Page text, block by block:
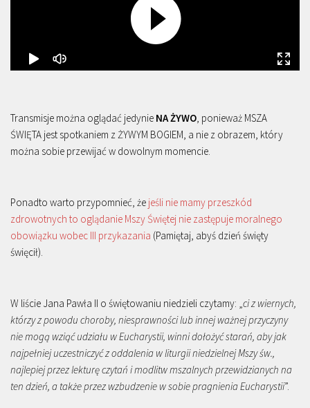
Transmisje można oglądać jedynie NA ŻYWO, ponieważ MSZA
ŚWIĘTA jest spotkaniem z ŻYWYM BOGIEM, a nie z obrazem, który
można sobie przewijać w dowolnym momencie.
Ponadto warto przypomnieć, że jeśli nie mamy przeszkód
zdrowotnych to oglądanie Mszy Świętej nie zastępuje moralnego
obowiązku wobec III przykazania (Pamiętaj, abyś dzień święty
święcił).
W liście Jana Pawła II o świętowaniu niedzieli czytamy: „ci z wiernych,
którzy z powodu choroby, niesprawności lub innej ważnej przyczyny
nie mogą wziąć udziału w Eucharystii, winni dołożyć starań, aby jak
najpełniej uczestniczyć z oddalenia w liturgii niedzielnej Mszy św.,
najlepiej przez lekturę czytań i modlitw mszalnych przewidzianych na
ten dzień, a także przez wzbudzenie w sobie pragnienia Eucharystii”.